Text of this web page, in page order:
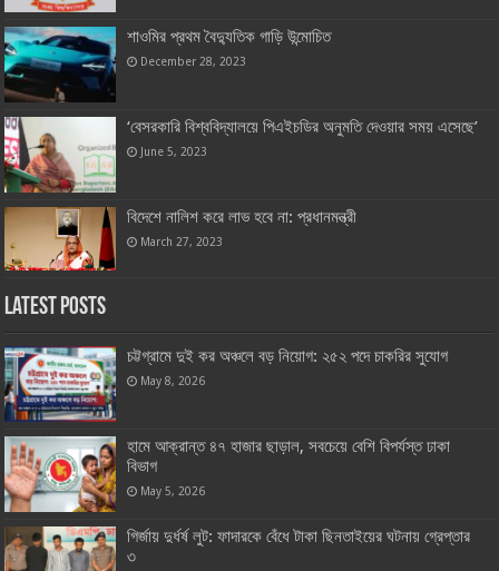
শাওমির প্রথম বৈদ্যুতিক গাড়ি উন্মোচিত
December 28, 2023
‘বেসরকারি বিশ্ববিদ্যালয়ে পিএইচডির অনুমতি দেওয়ার সময় এসেছে’
June 5, 2023
বিদেশে নালিশ করে লাভ হবে না: প্রধানমন্ত্রী
March 27, 2023
Latest Posts
চট্টগ্রামে দুই কর অঞ্চলে বড় নিয়োগ: ২৫২ পদে চাকরির সুযোগ
May 8, 2026
হামে আক্রান্ত ৪৭ হাজার ছাড়াল, সবচেয়ে বেশি বিপর্যস্ত ঢাকা
বিভাগ
May 5, 2026
গির্জায় দুর্ধর্ষ লুট: ফাদারকে বেঁধে টাকা ছিনতাইয়ের ঘটনায় গ্রেপ্তার
৩